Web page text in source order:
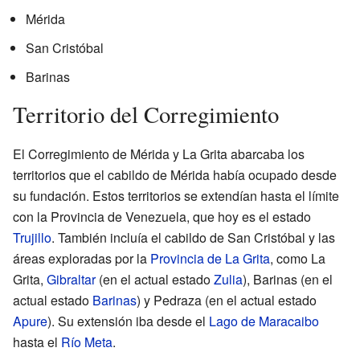
Mérida
San Cristóbal
Barinas
Territorio del Corregimiento
El Corregimiento de Mérida y La Grita abarcaba los
territorios que el cabildo de Mérida había ocupado desde
su fundación. Estos territorios se extendían hasta el límite
con la Provincia de Venezuela, que hoy es el estado
Trujillo. También incluía el cabildo de San Cristóbal y las
áreas exploradas por la Provincia de La Grita, como La
Grita, Gibraltar(en el actual estadoZulia), Barinas (en el
actual estado Barinas) y Pedraza (en el actual estado
Apure). Su extensión iba desde el Lago de Maracaibo
hasta el Río Meta.